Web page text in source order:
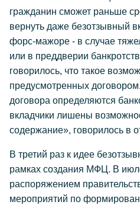
гражданин сможет раньше
вернуть даже безотзывный
форс-мажоре - в случае
или в преддверии
говорилось, что такое
предусмотренных
договора определяются
вкладчики лишены
содержание», говорилось в
В третий раз к идее
рамках создания МФЦ. В
распоряжением
мероприятий по